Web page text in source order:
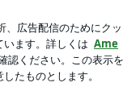
波動を上げ自分史上
を受け取りまし
開く